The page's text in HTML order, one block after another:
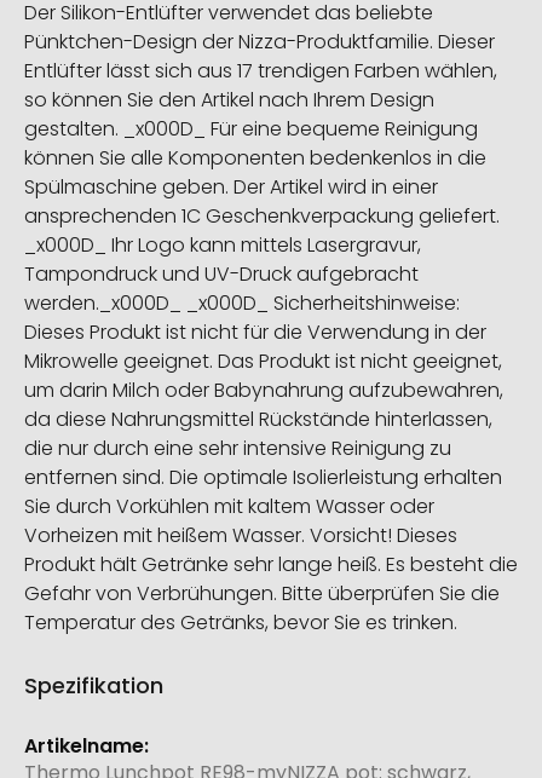
Der Silikon-Entlüfter verwendet das beliebte
Pünktchen-Design der Nizza-Produktfamilie. Dieser
Entlüfter lässt sich aus 17 trendigen Farben wählen,
so können Sie den Artikel nach Ihrem Design
gestalten. _x000D_ Für eine bequeme Reinigung
können Sie alle Komponenten bedenkenlos in die
Spülmaschine geben. Der Artikel wird in einer
ansprechenden 1C Geschenkverpackung geliefert.
_x000D_ Ihr Logo kann mittels Lasergravur,
Tampondruck und UV-Druck aufgebracht
werden._x000D_ _x000D_ Sicherheitshinweise:
Dieses Produkt ist nicht für die Verwendung in der
Mikrowelle geeignet. Das Produkt ist nicht geeignet,
um darin Milch oder Babynahrung aufzubewahren,
da diese Nahrungsmittel Rückstände hinterlassen,
die nur durch eine sehr intensive Reinigung zu
entfernen sind. Die optimale Isolierleistung erhalten
Sie durch Vorkühlen mit kaltem Wasser oder
Vorheizen mit heißem Wasser. Vorsicht! Dieses
Produkt hält Getränke sehr lange heiß. Es besteht die
Gefahr von Verbrühungen. Bitte überprüfen Sie die
Temperatur des Getränks, bevor Sie es trinken.
Spezifikation
Weitere
Informationen